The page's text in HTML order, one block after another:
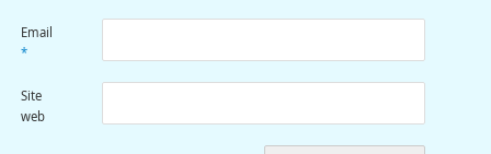
Email
*
Site
web